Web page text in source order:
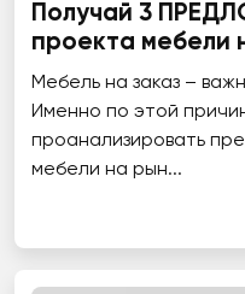
Получай 3
проекта мебели
Мебель на заказ –
Именно по этой
проанализировать
мебели на рын...